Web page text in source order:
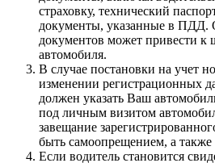
страховку, технический
документы, указанные в ПДД.
документов может привести
автомобиля.
В случае постановки на учет
изменении регистрационных
должен указать Ваш
под личным визитом
завещание
быть самоопрещением, а также
Если водитель становится